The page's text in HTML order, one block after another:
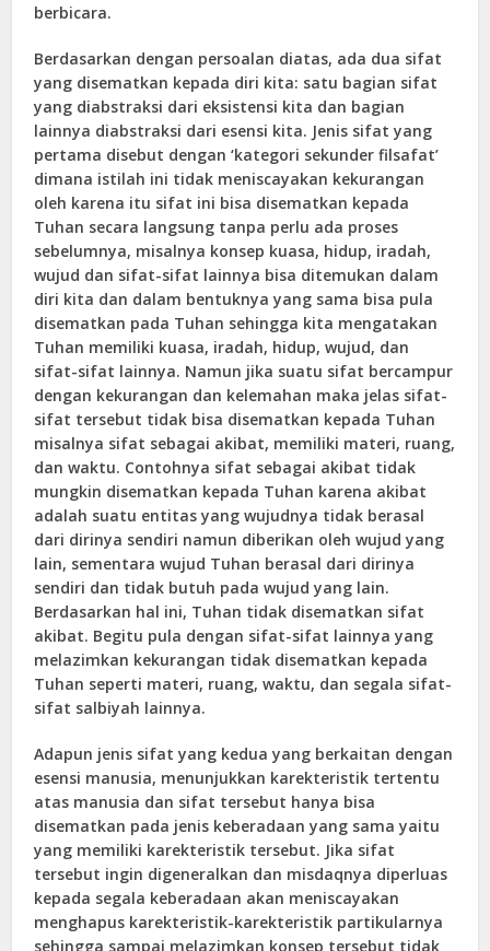
berbicara.
Berdasarkan dengan persoalan diatas, ada dua sifat
yang disematkan kepada diri kita: satu bagian sifat
yang diabstraksi dari eksistensi kita dan bagian
lainnya diabstraksi dari esensi kita. Jenis sifat yang
pertama disebut dengan ‘kategori sekunder filsafat’
dimana istilah ini tidak meniscayakan kekurangan
oleh karena itu sifat ini bisa disematkan kepada
Tuhan secara langsung tanpa perlu ada proses
sebelumnya, misalnya konsep kuasa, hidup, iradah,
wujud dan sifat-sifat lainnya bisa ditemukan dalam
diri kita dan dalam bentuknya yang sama bisa pula
disematkan pada Tuhan sehingga kita mengatakan
Tuhan memiliki kuasa, iradah, hidup, wujud, dan
sifat-sifat lainnya. Namun jika suatu sifat bercampur
dengan kekurangan dan kelemahan maka jelas sifat-
sifat tersebut tidak bisa disematkan kepada Tuhan
misalnya sifat sebagai akibat, memiliki materi, ruang,
dan waktu. Contohnya sifat sebagai akibat tidak
mungkin disematkan kepada Tuhan karena akibat
adalah suatu entitas yang wujudnya tidak berasal
dari dirinya sendiri namun diberikan oleh wujud yang
lain, sementara wujud Tuhan berasal dari dirinya
sendiri dan tidak butuh pada wujud yang lain.
Berdasarkan hal ini, Tuhan tidak disematkan sifat
akibat. Begitu pula dengan sifat-sifat lainnya yang
melazimkan kekurangan tidak disematkan kepada
Tuhan seperti materi, ruang, waktu, dan segala sifat-
sifat salbiyah lainnya.
Adapun jenis sifat yang kedua yang berkaitan dengan
esensi manusia, menunjukkan karekteristik tertentu
atas manusia dan sifat tersebut hanya bisa
disematkan pada jenis keberadaan yang sama yaitu
yang memiliki karekteristik tersebut. Jika sifat
tersebut ingin digeneralkan dan misdaqnya diperluas
kepada segala keberadaan akan meniscayakan
menghapus karekteristik-karekteristik partikularnya
sehingga sampai melazimkan konsep tersebut tidak